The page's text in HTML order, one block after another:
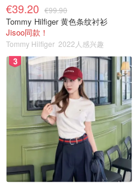
€39.20 €99.90
Tommy Hilfiger 黄色条纹衬衫
Jisoo同款！
Tommy Hilfiger 2022人感兴趣
3